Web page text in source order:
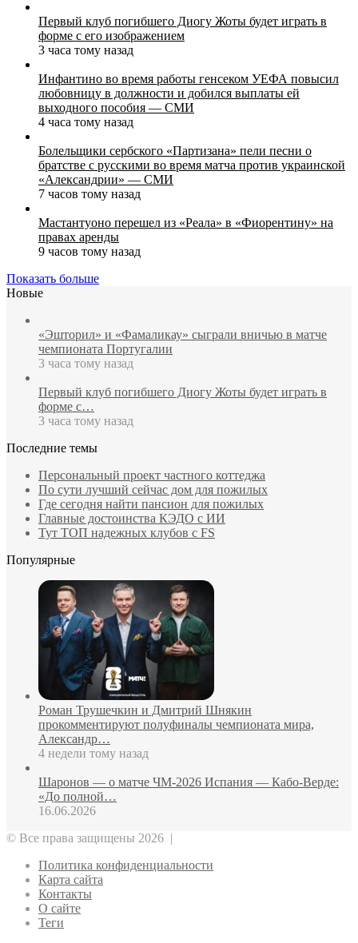
Первый клуб погибшего Диогу Жоты будет играть в
форме с его изображением
3 часа тому назад
Инфантино во время работы генсеком УЕФА повысил
любовницу в должности и добился выплаты ей
выходного пособия — СМИ
4 часа тому назад
Болельщики сербского «Партизана» пели песни о
братстве с русскими во время матча против украинской
«Александрии» — СМИ
7 часов тому назад
Мастантуоно перешел из «Реала» в «Фиорентину» на
правах аренды
9 часов тому назад
Показать больше
Новые
«Эшторил» и «Фамаликау» сыграли вничью в матче
чемпионата Португалии
3 часа тому назад
Первый клуб погибшего Диогу Жоты будет играть в
форме с…
3 часа тому назад
Последние темы
Персональный проект частного коттеджа
По сути лучший сейчас дом для пожилых
Где сегодня найти пансион для пожилых
Главные достоинства КЭДО с ИИ
Тут ТОП надежных клубов с FS
Популярные
Роман Трушечкин и Дмитрий Шнякин
прокомментируют полуфиналы чемпионата мира,
Александр…
4 недели тому назад
Шаронов — о матче ЧМ‑2026 Испания — Кабо‑Верде:
«До полной…
16.06.2026
© Все права защищены 2026 |
Политика конфиденциальности
Карта сайта
Контакты
О сайте
Теги